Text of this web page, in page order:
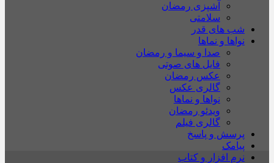
آشپزی رمضان
سلامتی
شب های قدر
نواها و نماها
صدا و سیما و رمضان
فایل های صوتی
عکس رمضان
گالری عکس
نواها و نماها
ویدئو رمضان
گالری فیلم
پرسش و پاسخ
پیامک
نرم افزار و کتاب